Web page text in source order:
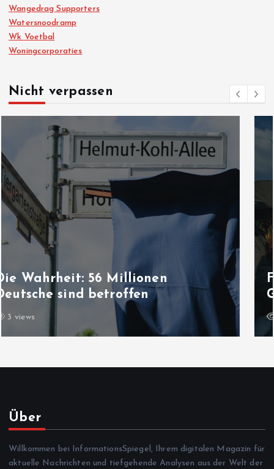
Wangedrag Supporters
Watersnoodramp
Wk Voetbal
Woningcorporaties
Nicht verpassen
Friedensprozess in der Türkei: „PKK-
Gesetz“ ist jetzt im Parlament
3 views
Über
Willkommen bei InformationsSpiegel, Ihrem digitalen Magazin für
aktuelle Nachrichten und tiefgehende Analysen aus der Welt der